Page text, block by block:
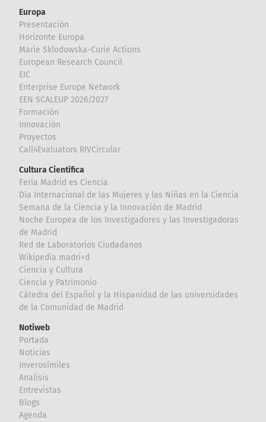
Europa
Presentación
Horizonte Europa
Marie Sklodowska-Curie Actions
European Research Council
EIC
Enterprise Europe Network
EEN SCALEUP 2026/2027
Formación
Innovación
Proyectos
Call4Evaluators RIVCircular
Cultura Científica
Feria Madrid es Ciencia
Día Internacional de las Mujeres y las Niñas en la Ciencia
Semana de la Ciencia y la Innovación de Madrid
Noche Europea de los Investigadores y las Investigadoras
de Madrid
Red de Laboratorios Ciudadanos
Wikipedia madri+d
Ciencia y Cultura
Ciencia y Patrimonio
Cátedra del Español y la Hispanidad de las universidades
de la Comunidad de Madrid
Notiweb
Portada
Noticias
Inverosímiles
Analisis
Entrevistas
Blogs
Agenda